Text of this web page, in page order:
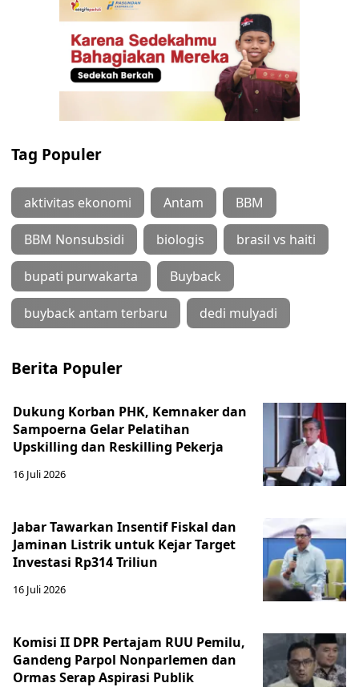
Tag Populer
aktivitas ekonomi Antam BBM
BBM Nonsubsidi biologis brasil vs haiti
bupati purwakarta Buyback
buyback antam terbaru dedi mulyadi
Berita Populer
Dukung Korban PHK, Kemnaker dan
Sampoerna Gelar Pelatihan
Upskilling dan Reskilling Pekerja
16 Juli 2026
Jabar Tawarkan Insentif Fiskal dan
Jaminan Listrik untuk Kejar Target
Investasi Rp314 Triliun
16 Juli 2026
Komisi II DPR Pertajam RUU Pemilu,
Gandeng Parpol Nonparlemen dan
Ormas Serap Aspirasi Publik